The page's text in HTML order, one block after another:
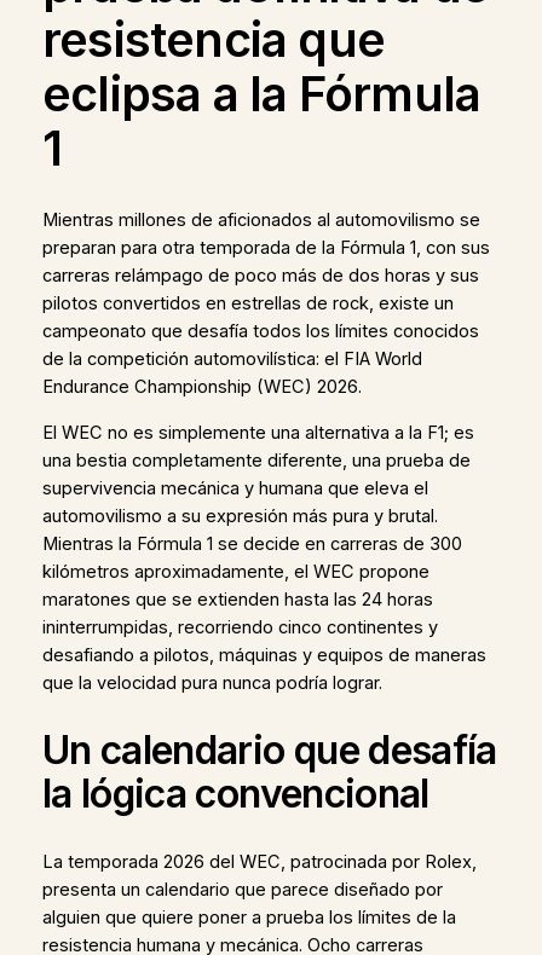
resistencia que
eclipsa a la Fórmula
1
Mientras millones de aficionados al automovilismo se
preparan para otra temporada de la Fórmula 1, con sus
carreras relámpago de poco más de dos horas y sus
pilotos convertidos en estrellas de rock, existe un
campeonato que desafía todos los límites conocidos
de la competición automovilística: el FIA World
Endurance Championship (WEC) 2026.
El WEC no es simplemente una alternativa a la F1; es
una bestia completamente diferente, una prueba de
supervivencia mecánica y humana que eleva el
automovilismo a su expresión más pura y brutal.
Mientras la Fórmula 1 se decide en carreras de 300
kilómetros aproximadamente, el WEC propone
maratones que se extienden hasta las 24 horas
ininterrumpidas, recorriendo cinco continentes y
desafiando a pilotos, máquinas y equipos de maneras
que la velocidad pura nunca podría lograr.
Un calendario que desafía
la lógica convencional
La temporada 2026 del WEC, patrocinada por Rolex,
presenta un calendario que parece diseñado por
alguien que quiere poner a prueba los límites de la
resistencia humana y mecánica. Ocho carreras